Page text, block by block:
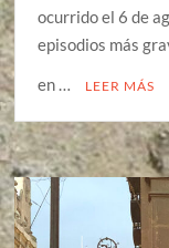
ocurrido el 6 de
episodios más
en …
LEER MÁS